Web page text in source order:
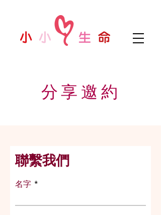
​分享邀約
聯繫我們
名字